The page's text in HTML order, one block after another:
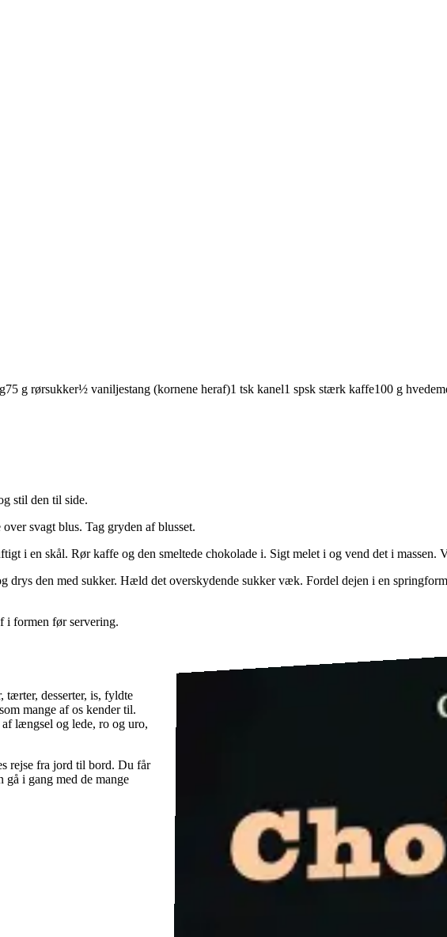
75 g rørsukker½ vaniljestang (kornene heraf)1 tsk kanel1 spsk stærk kaffe100 g
stil den til side.
svagt blus. Tag gryden af blusset.
i en skål. Rør kaffe og den smeltede chokolade i. Sigt melet i og vend det i massen.
drys den med sukker. Hæld det overskydende sukker væk. Fordel dejen i en
i formen før servering.
tærter, desserter, is, fyldte
mange af os kender til.
længsel og lede, ro og uro,
rejse fra jord til bord. Du får
i gang med de mange